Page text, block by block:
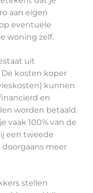
aan eigen
eventuele
woning zelf.
uit
kosten koper
kunnen
en
worden betaald.
vaak 100% van de
een tweede
meer
stellen